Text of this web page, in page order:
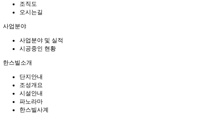
조직도
오시는길
사업분야
사업분야 및 실적
시공중인 현황
한스빌소개
단지안내
조성개요
시설안내
파노라마
한스빌사계